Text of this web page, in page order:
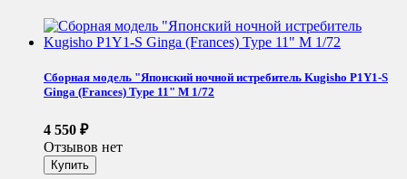
Сборная модель "Японский ночной истребитель Kugisho P1Y1-S
Ginga (Frances) Type 11" М 1/72
4 550 ₽
Отзывов нет